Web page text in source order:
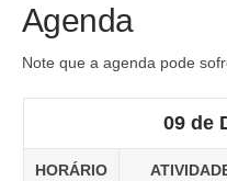
Agenda
Note que a agenda pode
09 de
HORÁRIO